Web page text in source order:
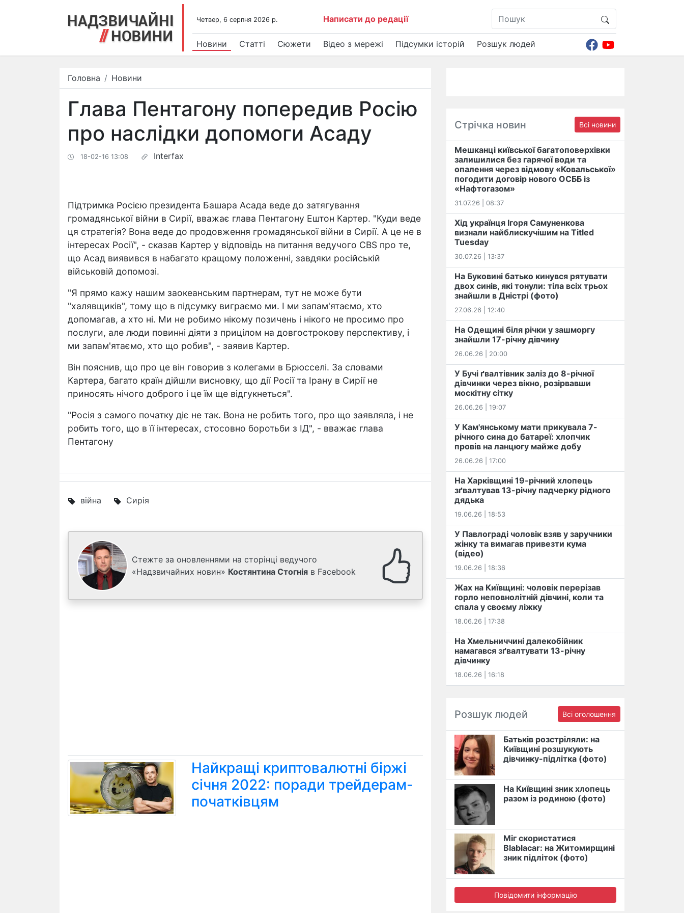
Четвер, 6 серпня 2026 р. Написати до редації
Новини Статті Сюжети Відео з мережі Підсумки історій Розшук людей
Головна Новини
Глава Пентагону попередив Росію
про наслідки допомоги Асаду
18-02-16 13:08 Interfax
Підтримка Росією президента Башара Асада веде до затягування
громадянської війни в Сирії, вважає глава Пентагону Ештон Картер. "Куди веде
ця стратегія? Вона веде до продовження громадянської війни в Сирії. А це не в
інтересах Росії", - сказав Картер у відповідь на питання ведучого CBS про те,
що Асад виявився в набагато кращому положенні, завдяки російській
військовій допомозі.
"Я прямо кажу нашим заокеанським партнерам, тут не може бути
"халявщиків", тому що в підсумку виграємо ми. І ми запам'ятаємо, хто
допомагав, а хто ні. Ми не робимо нікому позичень і нікого не просимо про
послуги, але люди повинні діяти з прицілом на довгострокову перспективу, і
ми запам'ятаємо, хто що робив", - заявив Картер.
Він пояснив, що про це він говорив з колегами в Брюсселі. За словами
Картера, багато країн дійшли висновку, що дії Росії та Ірану в Сирії не
приносять нічого доброго і це їм ще відгукнеться".
"Росія з самого початку діє не так. Вона не робить того, про що заявляла, і не
робить того, що в її інтересах, стосовно боротьби з ІД", - вважає глава
Пентагону
війна Сирія
Стежте за оновленнями на сторінці ведучого
«Надзвичайних новин» Костянтина Стогнія в Facebook
Найкращі криптовалютні біржі
січня 2022: поради трейдерам-
початківцям
Стрічка новин Всі новини
Мешканці київської багатоповерхівки
залишилися без гарячої води та
опалення через відмову «Ковальської»
погодити договір нового ОСББ із
«Нафтогазом»
31.07.26 | 08:37
Хід українця Ігоря Самуненкова
визнали найблискучішим на Titled
Tuesday
30.07.26 | 13:37
На Буковині батько кинувся рятувати
двох синів, які тонули: тіла всіх трьох
знайшли в Дністрі (фото)
27.06.26 | 12:40
На Одещині біля річки у зашморгу
знайшли 17-річну дівчину
26.06.26 | 20:00
У Бучі ґвалтівник заліз до 8-річної
дівчинки через вікно, розірвавши
москітну сітку
26.06.26 | 19:07
У Кам'янському мати прикувала 7-
річного сина до батареї: хлопчик
провів на ланцюгу майже добу
26.06.26 | 17:00
На Харківщині 19-річний хлопець​
️зґвалтував 13-річну падчерку рідного
дядька
19.06.26 | 18:53
У Павлограді чоловік взяв у заручники
жінку та вимагав привезти кума
(відео)
19.06.26 | 18:36
Жах на Київщині: чоловік перерізав
горло неповнолітній дівчині, коли та
спала у своєму ліжку
18.06.26 | 17:38
На Хмельниччині далекобійник
намагався зґвалтувати 13-річну
дівчинку
18.06.26 | 16:18
Розшук людей Всі оголошення
Батьків розстріляли: на
Київщині розшукують
дівчинку-підлітка (фото)
На Київщині зник хлопець
разом із родиною (фото)
Міг скористатися
Blablacar: на Житомирщині
зник підліток (фото)
Повідомити інформацію